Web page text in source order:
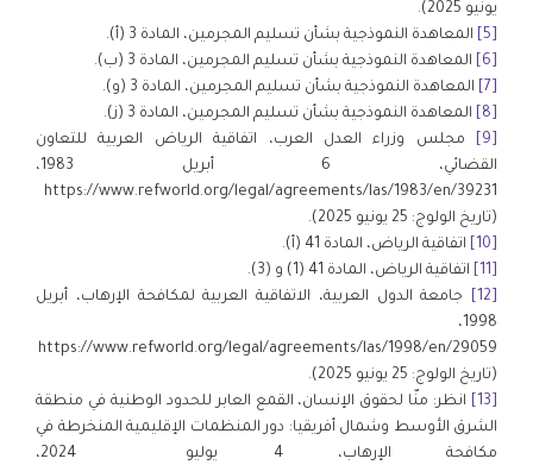
يونيو 2025).
[5]
المعاهدة النموذجية بشأن تسليم المجرمين، المادة 3 (أ).
[6]
المعاهدة النموذجية بشأن تسليم المجرمين، المادة 3 (ب).
[7]
المعاهدة النموذجية بشأن تسليم المجرمين، المادة 3 (و).
[8]
المعاهدة النموذجية بشأن تسليم المجرمين، المادة 3 (ز).
[9]
مجلس وزراء العدل العرب، اتفاقية الرياض العربية للتعاون
القضائي، 6 أبريل 1983،
https://www.refworld.org/legal/agreements/las/1983/en/39231
(تاريخ الولوج: 25 يونيو 2025).
[10]
اتفاقية الرياض، المادة 41 (أ).
[11]
اتفاقية الرياض، المادة 41 (1) و (3).
[12]
جامعة الدول العربية، الاتفاقية العربية لمكافحة الإرهاب، أبريل
1998،
https://www.refworld.org/legal/agreements/las/1998/en/29059
(تاريخ الولوج: 25 يونيو 2025).
[13]
انظر: منّا لحقوق الإنسان، القمع العابر للحدود الوطنية في منطقة
الشرق الأوسط وشمال أفريقيا: دور المنظمات الإقليمية المنخرطة في
مكافحة الإرهاب، 4 يوليو 2024،